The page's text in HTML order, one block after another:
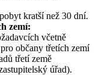
kratší než 30 dní.
zemí:
včetně
občany třetích zemí
třetí země
úřad).